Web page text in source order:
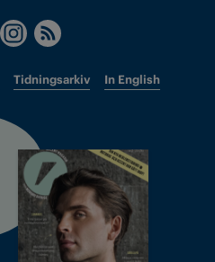
Tidningsarkiv In English